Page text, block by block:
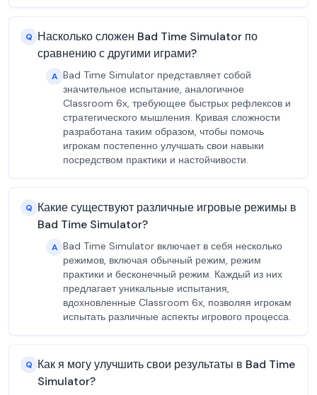
Q Насколько сложен Bad Time Simulator по
сравнению с другими играми?
A Bad Time Simulator представляет собой
значительное испытание, аналогичное
Classroom 6x, требующее быстрых рефлексов и
стратегического мышления. Кривая сложности
разработана таким образом, чтобы помочь
игрокам постепенно улучшать свои навыки
посредством практики и настойчивости.
Q Какие существуют различные игровые режимы в
Bad Time Simulator?
A Bad Time Simulator включает в себя несколько
режимов, включая обычный режим, режим
практики и бесконечный режим. Каждый из них
предлагает уникальные испытания,
вдохновленные Classroom 6x, позволяя игрокам
испытать различные аспекты игрового процесса.
Q Как я могу улучшить свои результаты в Bad Time
Simulator?